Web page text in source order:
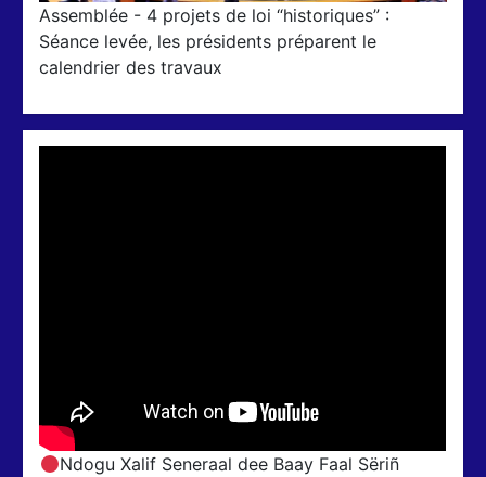
Assemblée - 4 projets de loi “historiques” :
Séance levée, les présidents préparent le
calendrier des travaux
Ndogu Xalif Seneraal dee Baay Faal Sëriñ